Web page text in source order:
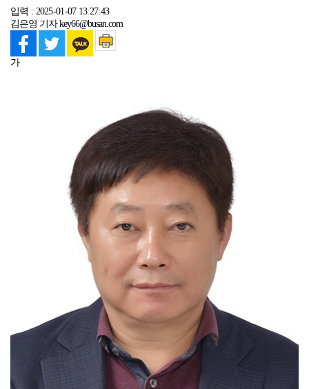
입력 : 2025-01-07 13:27:43
김은영 기자 key66@busan.com
가